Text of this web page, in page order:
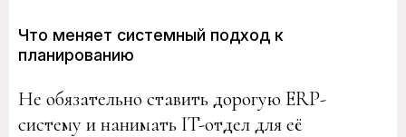
Что меняет системный подход к
планированию
Не обязательно ставить дорогую ERP-
систему и нанимать IT-отдел для её